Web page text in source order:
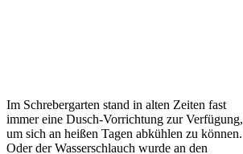
Im Schrebergarten stand in alten Zeiten fast
immer eine Dusch-Vorrichtung zur Verfügung,
um sich an heißen Tagen abkühlen zu können.
Oder der Wasserschlauch wurde an den